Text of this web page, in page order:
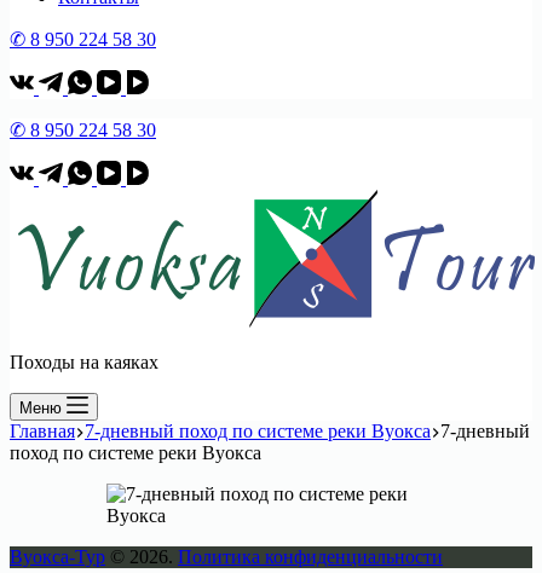
✆ 8 950 224 58 30
✆ 8 950 224 58 30
Походы на каяках
Меню
Главная 7-дневный поход по системе реки Вуокса 7-дневный
поход по системе реки Вуокса
Вуокса-Тур © 2026. Политика конфиденциальности